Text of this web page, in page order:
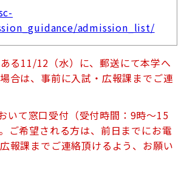
admission_list/
る11/12（水）に、郵送にて本学へ
合は、事前に入試・広報課までご連
いて窓口受付（受付時間：9時～15
ご希望される方は、前日までにお電
報課までご連絡頂けるよう、お願い